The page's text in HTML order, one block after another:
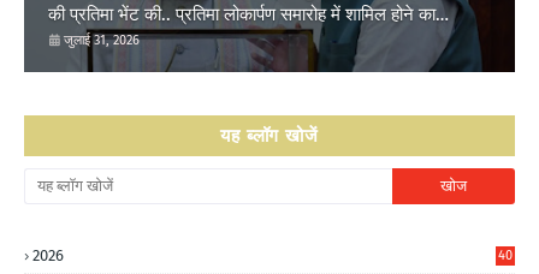
की प्रतिमा भेंट की.. प्रतिमा लोकार्पण समारोह में शामिल होने का
आग्रह..
जुलाई 31, 2026
यह ब्लॉग खोजें
2026
40